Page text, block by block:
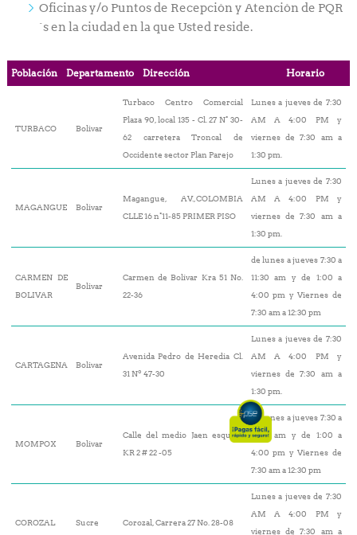
Oficinas y/o Puntos de Recepción y Atención de PQR
´s en la ciudad en la que Usted reside.
Población Departamento Dirección Horario
TURBACO Bolivar
Turbaco Centro Comercial
Plaza 90, local 135 - Cl. 27 N° 30-
62 carretera Troncal de
Occidente sector Plan Parejo
Lunes a jueves de 7:30
AM A 4:00 PM y
viernes de 7:30 am a
1:30 pm.
MAGANGUE Bolivar
Magangue, AV.,COLOMBIA
CLLE 16 n°11-85 PRIMER PISO
Lunes a jueves de 7:30
AM A 4:00 PM y
viernes de 7:30 am a
1:30 pm.
CARMEN DE
BOLIVAR
Bolivar
Carmen de Bolívar Kra 51 No.
22-36
de lunes a jueves 7:30 a
11:30 am y de 1:00 a
4:00 pm y Viernes de
7:30 am a 12:30 pm
CARTAGENA Bolivar
Avenida Pedro de Heredia Cl.
31 Nº 47-30
Lunes a jueves de 7:30
AM A 4:00 PM y
viernes de 7:30 am a
1:30 pm.
MOMPOX Bolivar
Calle del medio Jaen esquina
KR 2 # 22 -05
de lunes a jueves 7:30 a
11:30 am y de 1:00 a
4:00 pm y Viernes de
7:30 am a 12:30 pm
COROZAL Sucre Corozal, Carrera 27 No. 28-08
Lunes a jueves de 7:30
AM A 4:00 PM y
viernes de 7:30 am a